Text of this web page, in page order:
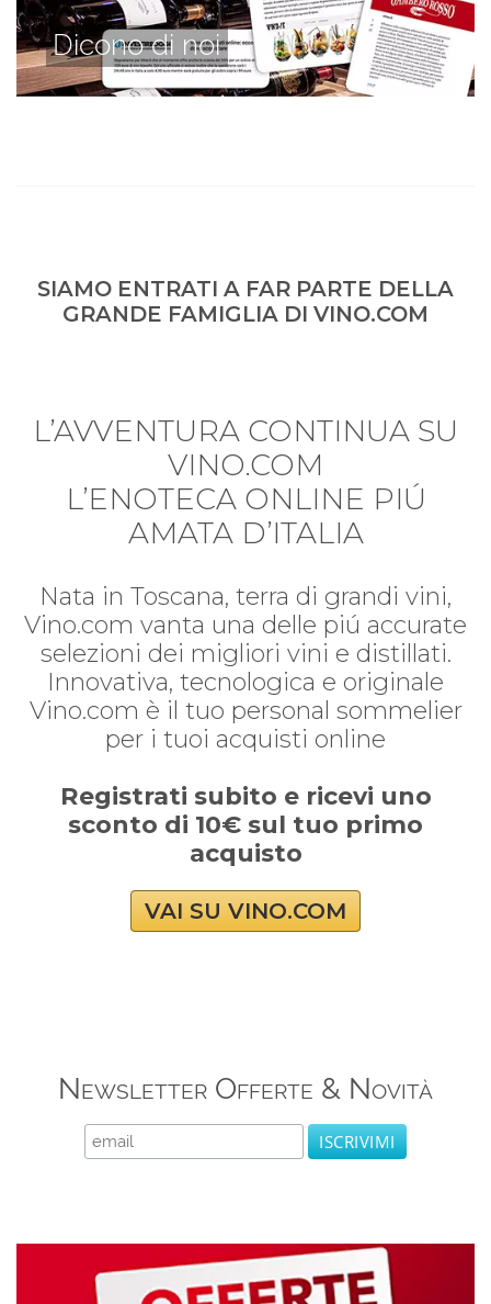
Dicono di noi
SIAMO ENTRATI A FAR PARTE DELLA
GRANDE FAMIGLIA DI VINO.COM
L’AVVENTURA CONTINUA SU
VINO.COM
L’ENOTECA ONLINE PIÚ
AMATA D’ITALIA
Nata in Toscana, terra di grandi vini,
Vino.com vanta una delle piú accurate
selezioni dei migliori vini e distillati.
Innovativa, tecnologica e originale
Vino.com è il tuo personal sommelier
per i tuoi acquisti online
Registrati subito e ricevi uno
sconto di 10€ sul tuo primo
acquisto
VAI SU VINO.COM
Newsletter Offerte & Novità